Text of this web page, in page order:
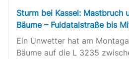
Sturm bei Kassel: Mastbruch
Bäume – Fuldatalstraße bis
Ein Unwetter hat am
Bäume auf die L 3235